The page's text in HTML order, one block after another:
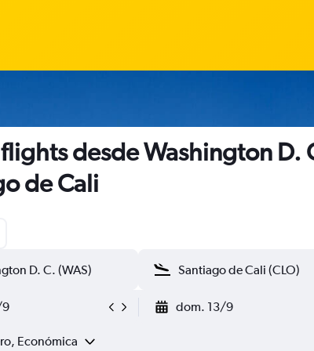
desde Washington D.
de Cali
dom. 13/9
Económica